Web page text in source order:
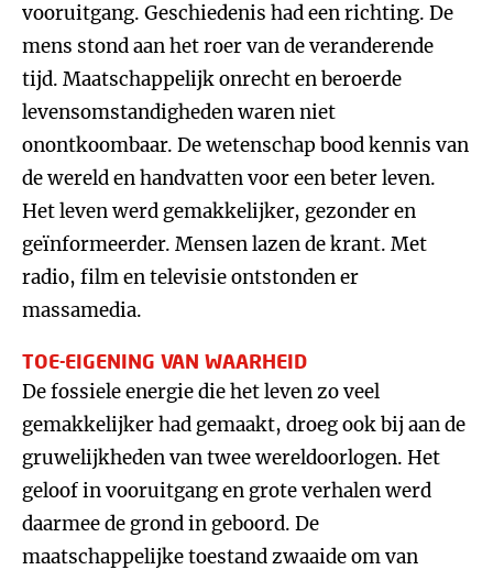
vooruitgang. Geschiedenis had een richting. De
mens stond aan het roer van de veranderende
tijd. Maatschappelijk onrecht en beroerde
levensomstandigheden waren niet
onontkoombaar. De wetenschap bood kennis van
de wereld en handvatten voor een beter leven.
Het leven werd gemakkelijker, gezonder en
geïnformeerder. Mensen lazen de krant. Met
radio, film en televisie ontstonden er
massamedia.
TOE-EIGENING VAN WAARHEID
De fossiele energie die het leven zo veel
gemakkelijker had gemaakt, droeg ook bij aan de
gruwelijkheden van twee wereldoorlogen. Het
geloof in vooruitgang en grote verhalen werd
daarmee de grond in geboord. De
maatschappelijke toestand zwaaide om van